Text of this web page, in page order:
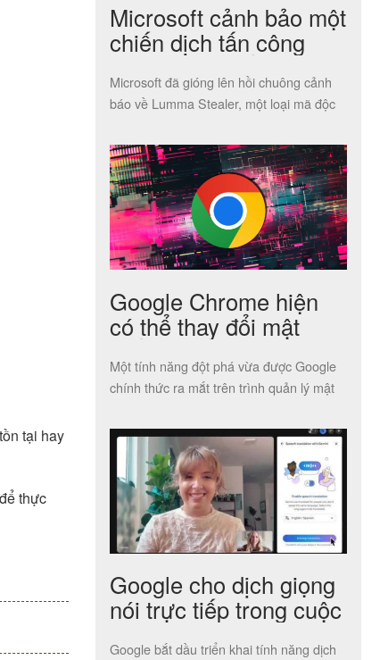
tại hay
thực
Microsoft cảnh bảo một
chiến dịch tấn công
mạng nguy hiểm quy
mô toàn cầu
Microsoft đã gióng lên hồi chuông cảnh
báo về Lumma Stealer, một loại mã độc
Google Chrome hiện
có thể thay đổi mật
dùng
Một tính năng đột phá vừa được Google
chính thức ra mắt trên trình quản lý mật
Google cho dịch giọng
nói trực tiếp trong cuộc
Google bắt dầu triển khai tính năng dịch